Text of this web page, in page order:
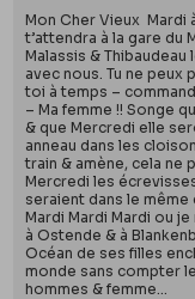
Mon Cher Vieux Mardi
t’attendra à la gare du
Malassis &
avec nous. Tu ne peux
toi à temps –
– Ma femme !! Songe
& que Mercredi elle
anneau dans les
train & amène, cela ne
Mercredi les
seraient dans le
Mardi Mardi Mardi ou
à Ostende & à
Océan de ses filles
monde sans compter
hommes & femme...